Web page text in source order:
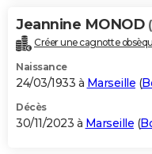
Jeannine MONOD
Créer une cagnotte
Naissance
24/03/1933 à Marseille (
Décès
30/11/2023 à Marseille (